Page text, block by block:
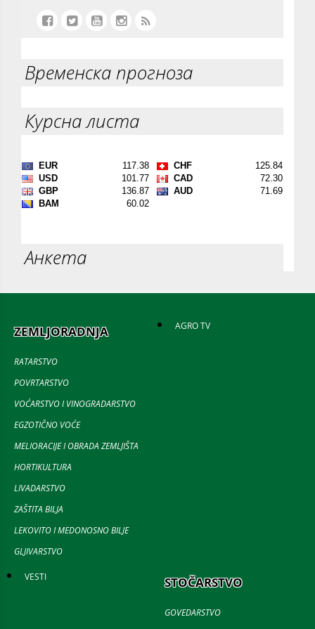
Временска прогноза
Курсна листа
Анкета
ZEMLJORADNJA
RATARSTVO
POVRTARSTVO
VOĆARSTVO I VINOGRADARSTVO
EGZOTIČNO VOĆE
MELIORACIJE I OBRADA ZEMLJIŠTA
HORTIKULTURA
LIVADARSTVO
ZAŠTITA BILJA
LEKOVITO I MEDONOSNO BILJE
GLJIVARSTVO
AGRO TV
VESTI STOČARSTVO
GOVEDARSTVO